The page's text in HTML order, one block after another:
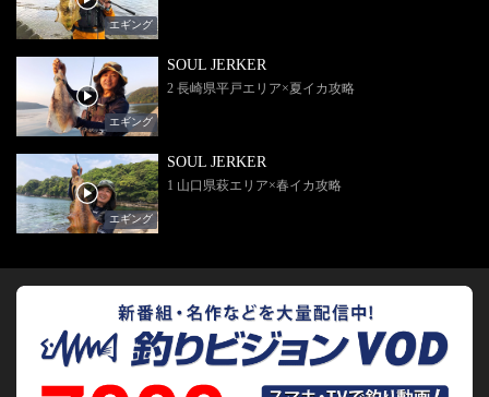
エギング
エギング
SOUL JERKER
2 長崎県平戸エリア×夏イカ攻略
エギング
SOUL JERKER
1 山口県萩エリア×春イカ攻略